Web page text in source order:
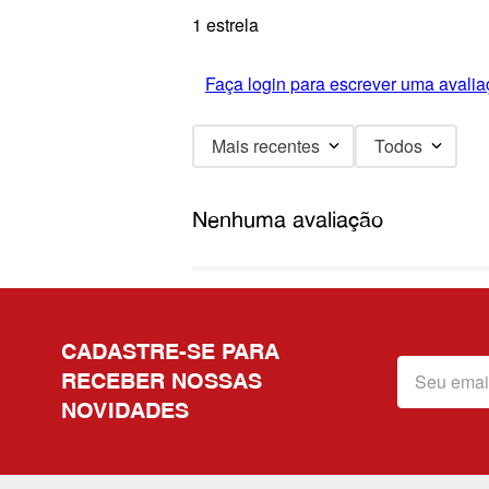
1 estrela
Faça login para escrever uma
Mais recentes Todos
Nenhuma avaliação
CADASTRE-SE PARA
RECEBER NOSSAS
NOVIDADES